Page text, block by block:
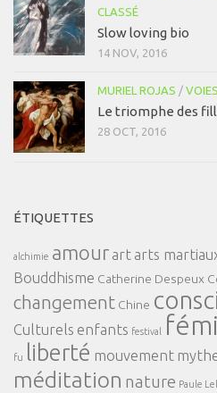
CLASSÉ
Slow loving bio
14 NOV, 2016
MURIEL ROJAS /
Le triomphe des
28 OCT, 2016
ÉTIQUETTES
alchimie amour art arts
Bouddhisme Catherine Despeux
changement Chine
Culturels enfants festival
fu liberté mouvement
méditation nature Paule